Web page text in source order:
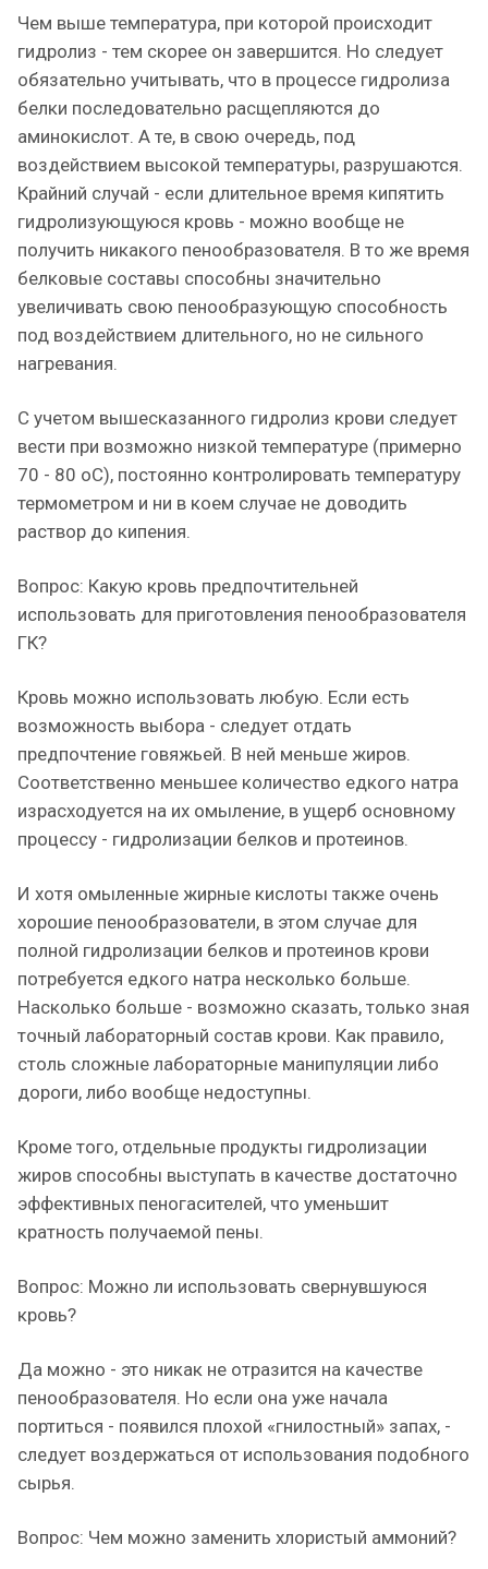
Чем выше температура, при которой происходит
гидролиз - тем скорее он завершится. Но следует
обязательно учитывать, что в процессе гидролиза
белки последовательно расщепляются до
аминокислот. А те, в свою очередь, под
воздействием высокой температуры, разрушаются.
Крайний случай - если длительное время кипятить
гидролизующуюся кровь - можно вообще не
получить никакого пенообразователя. В то же время
белковые составы способны значительно
увеличивать свою пенообразующую способность
под воздействием длительного, но не сильного
нагревания.
С учетом вышесказанного гидролиз крови следует
вести при возможно низкой температуре (примерно
70 - 80 оС), постоянно контролировать температуру
термометром и ни в коем случае не доводить
раствор до кипения.
Вопрос: Какую кровь предпочтительней
использовать для приготовления пенообразователя
ГК?
Кровь можно использовать любую. Если есть
возможность выбора - следует отдать
предпочтение говяжьей. В ней меньше жиров.
Соответственно меньшее количество едкого натра
израсходуется на их омыление, в ущерб основному
процессу - гидролизации белков и протеинов.
И хотя омыленные жирные кислоты также очень
хорошие пенообразователи, в этом случае для
полной гидролизации белков и протеинов крови
потребуется едкого натра несколько больше.
Насколько больше - возможно сказать, только зная
точный лабораторный состав крови. Как правило,
столь сложные лабораторные манипуляции либо
дороги, либо вообще недоступны.
Кроме того, отдельные продукты гидролизации
жиров способны выступать в качестве достаточно
эффективных пеногасителей, что уменьшит
кратность получаемой пены.
Вопрос: Можно ли использовать свернувшуюся
кровь?
Да можно - это никак не отразится на качестве
пенообразователя. Но если она уже начала
портиться - появился плохой «гнилостный» запах, -
следует воздержаться от использования подобного
сырья.
Вопрос: Чем можно заменить хлористый аммоний?